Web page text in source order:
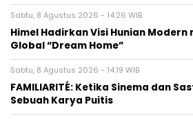
Sabtu, 8 Agustus 2026 - 14:26 WIB
Himel Hadirkan Visi Hunian
Global “Dream Home”
Sabtu, 8 Agustus 2026 - 14:19 WIB
FAMILIARITÉ: Ketika Sinema dan
Sebuah Karya Puitis